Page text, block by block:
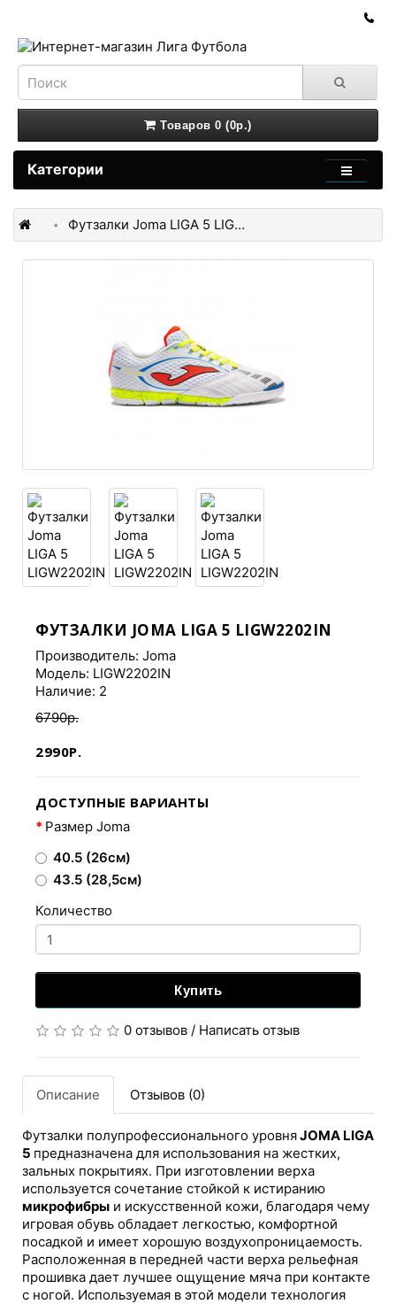
Товаров 0 (0р.)
Категории
Футзалки Joma LIGA 5 LIGW2202IN
ФУТЗАЛКИ JOMA LIGA 5 LIGW2202IN
Производитель: Joma
Модель: LIGW2202IN
Наличие: 2
6790р.
2990Р.
ДОСТУПНЫЕ ВАРИАНТЫ
Размер Joma
40.5 (26см)
43.5 (28,5см)
Количество
Купить
0 отзывов / Написать отзыв
Описание Отзывов (0)
Футзалки полупрофессионального уровняJOMA LIGA
5 предназначена для использования на жестких,
зальных покрытиях. При изготовлении верха
используется сочетание стойкой к истиранию
микрофибры и искусственной кожи, благодаря чему
игровая обувь обладает легкостью, комфортной
посадкой и имеет хорошую воздухопроницаемость.
Расположенная в передней части верха рельефная
прошивка дает лучшее ощущение мяча при контакте
с ногой. Используемая в этой модели технология